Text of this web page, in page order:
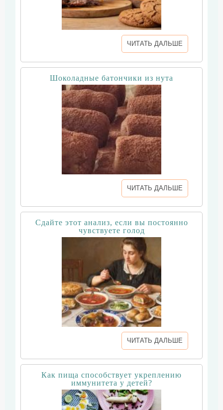
ЧИТАТЬ ДАЛЬШЕ
Шоколадные батончики из нута
ЧИТАТЬ ДАЛЬШЕ
Сдайте этот анализ, если вы постоянно
чувствуете голод
ЧИТАТЬ ДАЛЬШЕ
Как пища способствует укреплению
иммунитета у детей?